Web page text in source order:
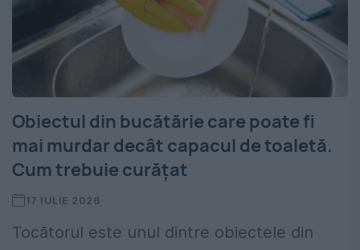
Obiectul din bucătărie care poate fi
mai murdar decât capacul de toaletă.
Cum trebuie curățat
17 IULIE 2026
Tocătorul este unul dintre obiectele din